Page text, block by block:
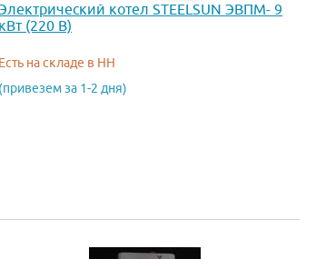
котел STEELSUN ЭВПМ- 9
кВт (220 В)
Есть на складе в НН
(привезем за 1-2 дня)